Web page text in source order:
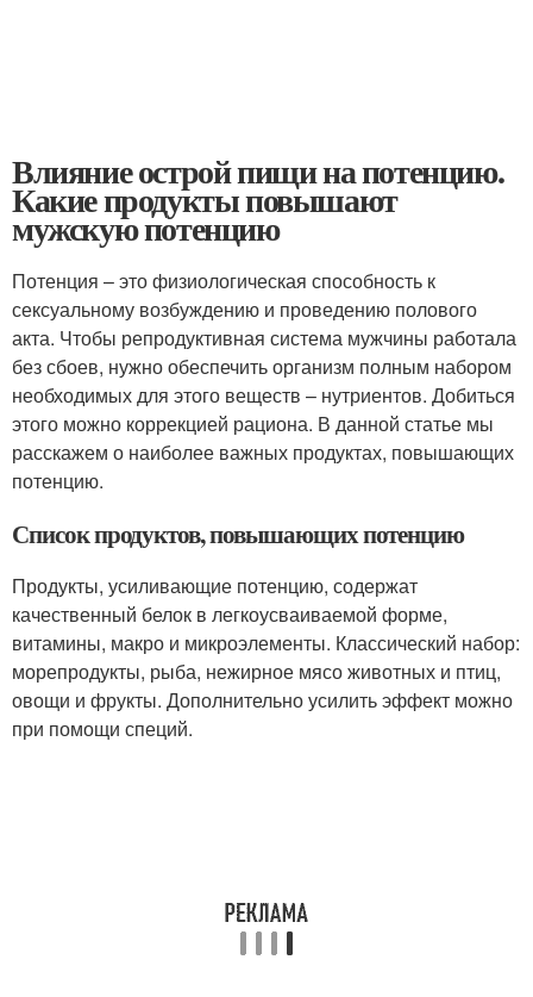
Влияние острой пищи на потенцию.
Какие продукты повышают
мужскую потенцию
Потенция – это физиологическая способность к
сексуальному возбуждению и проведению полового
акта. Чтобы репродуктивная система мужчины работала
без сбоев, нужно обеспечить организм полным набором
необходимых для этого веществ – нутриентов. Добиться
этого можно коррекцией рациона. В данной статье мы
расскажем о наиболее важных продуктах, повышающих
потенцию.
Список продуктов, повышающих потенцию
Продукты, усиливающие потенцию, содержат
качественный белок в легкоусваиваемой форме,
витамины, макро и микроэлементы. Классический набор:
морепродукты, рыба, нежирное мясо животных и птиц,
овощи и фрукты. Дополнительно усилить эффект можно
при помощи специй.